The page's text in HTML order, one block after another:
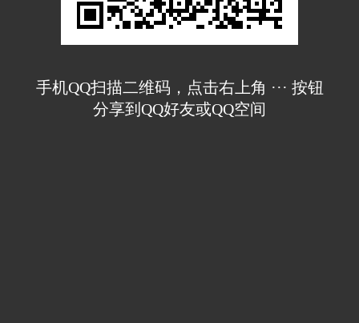
手机QQ扫描二维码，点击右上角 ··· 按钮
分享到QQ好友或QQ空间